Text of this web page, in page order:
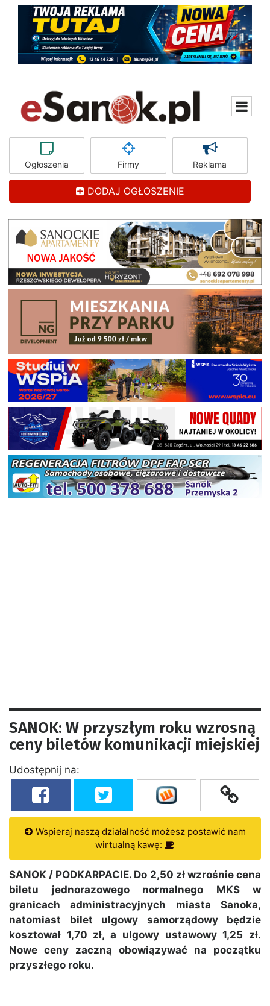
Ogłoszenia Firmy Reklama
DODAJ OGŁOSZENIE
SANOK: W przyszłym roku wzrosną
ceny biletów komunikacji miejskiej
Udostępnij na:
Wspieraj naszą działalność możesz postawić nam
wirtualną kawę:
SANOK / PODKARPACIE. Do 2,50 zł wzrośnie cena
biletu jednorazowego normalnego MKS w
granicach administracyjnych miasta Sanoka,
natomiast bilet ulgowy samorządowy będzie
kosztował 1,70 zł, a ulgowy ustawowy 1,25 zł.
Nowe ceny zaczną obowiązywać na początku
przyszłego roku.